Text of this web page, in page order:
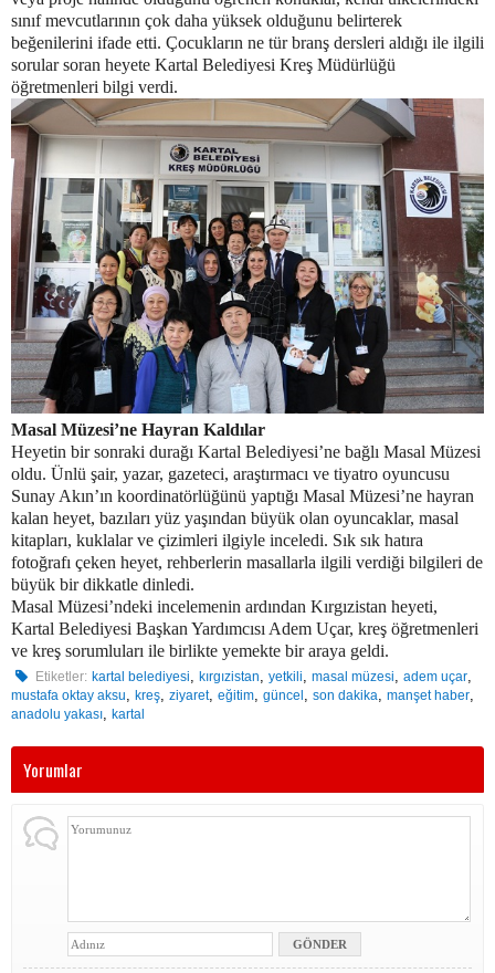
sınıf mevcutlarının çok daha yüksek olduğunu belirterek
beğenilerini ifade etti. Çocukların ne tür branş dersleri aldığı ile ilgili
sorular soran heyete Kartal Belediyesi Kreş Müdürlüğü
öğretmenleri bilgi verdi.
Masal Müzesi’ne Hayran Kaldılar
Heyetin bir sonraki durağı Kartal Belediyesi’ne bağlı Masal Müzesi
oldu. Ünlü şair, yazar, gazeteci, araştırmacı ve tiyatro oyuncusu
Sunay Akın’ın koordinatörlüğünü yaptığı Masal Müzesi’ne hayran
kalan heyet, bazıları yüz yaşından büyük olan oyuncaklar, masal
kitapları, kuklalar ve çizimleri ilgiyle inceledi. Sık sık hatıra
fotoğrafı çeken heyet, rehberlerin masallarla ilgili verdiği bilgileri de
büyük bir dikkatle dinledi.
Masal Müzesi’ndeki incelemenin ardından Kırgızistan heyeti,
Kartal Belediyesi Başkan Yardımcısı Adem Uçar, kreş öğretmenleri
ve kreş sorumluları ile birlikte yemekte bir araya geldi.
Etiketler: kartal belediyesi,kırgızistan,yetkili,masal müzesi,adem uçar,
mustafa oktay aksu, kreş, ziyaret, eğitim, güncel , son dakika, manşet haber,
anadolu yakası, kartal
Yorumlar